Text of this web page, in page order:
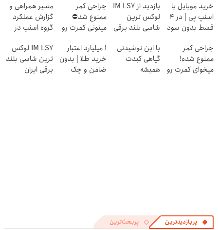
خرید موبایل با
اسنپ پی | در ۴
قسط بدون سود
بازدید از IM LS7
لوکس ترین
شاسی بلند برقی
انقلاب
جراحی کمر
ممنوع شد⛔
میتونی کمرت رو
کنی! 👈🏻
پرسش‌نامه
مسیر همراهی و
گزارش عملکرد
گروه اسنپ در
جراحی کمر
ممنوع شده!
میخوای کمرت رو
با این نوشیدنی
گیاهی کبدت
همیشه
۱ میلیارد اعتبار
خرید طلا | بدون
ضامن و چک
IM LS7 لوکس
ترین شاسی بلند
برقی ایران
پربازدیدترین پربحث‌ترین